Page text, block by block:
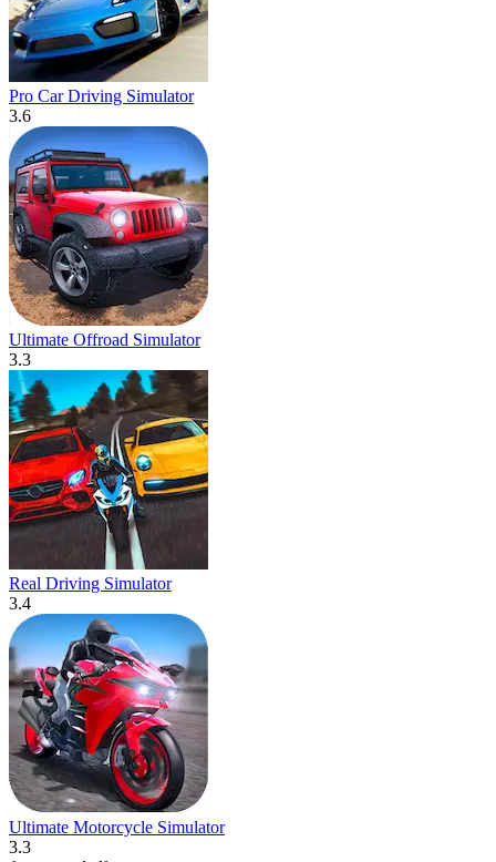
Pro Car Driving Simulator
3.6
Ultimate Offroad Simulator
3.3
Real Driving Simulator
3.4
Ultimate Motorcycle Simulator
3.3